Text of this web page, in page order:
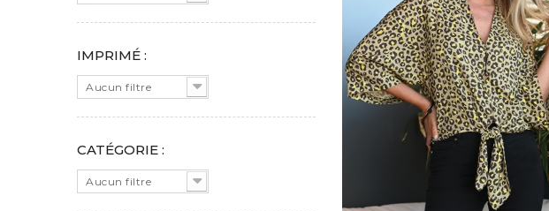
IMPRIMÉ :
Aucun filtre
CATÉGORIE :
Aucun filtre